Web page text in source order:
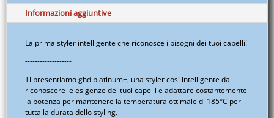
quantità
Informazioni aggiuntive
La prima styler intelligente che riconosce i bisogni dei tuoi capelli!
-------------------
Ti presentiamo ghd platinum+, una styler così intelligente da
riconoscere le esigenze dei tuoi capelli e adattare costantemente
la potenza per mantenere la temperatura ottimale di 185°C per
tutta la durata dello styling.